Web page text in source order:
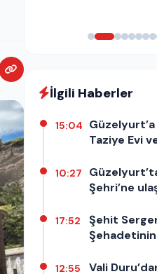
İlgili Haberler
15:04
Güzelyurt’a
Taziye Evi
10:27
Şehri’ne
17:52
Şehit
Şehadetinin
12:55
Vali